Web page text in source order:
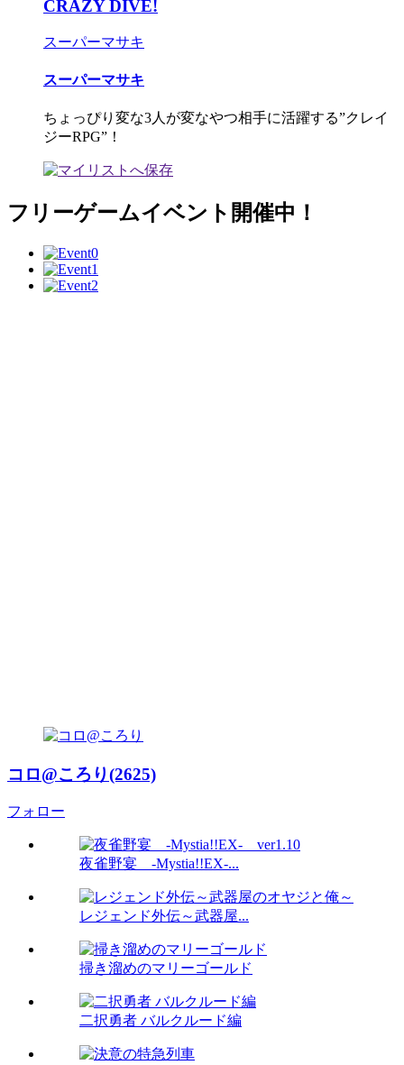
CRAZY DIVE!
スーパーマサキ
スーパーマサキ
ちょっぴり変な3人が変なやつ相手に活躍する”クレイ
ジーRPG”！
フリーゲームイベント開催中！
コロ@ころり(2625)
フォロー
夜雀野宴 -Mystia!!EX-...
レジェンド外伝～武器屋...
掃き溜めのマリーゴールド
二択勇者 バルクルード編